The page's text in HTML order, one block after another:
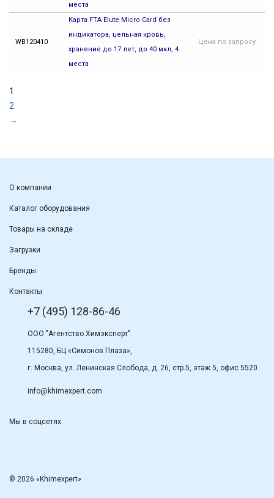
места
WB120410
Карта FTA Elute Micro Card без
индикатора, цельная кровь,
хранение до 17 лет, до 40 мкл, 4
места
Цена по запросу
1
2
→
О компании
Каталог оборудования
Товары на складе
Загрузки
Бренды
Контакты
+7 (495) 128-86-46
ООО "Агентство Химэксперт"
115280, БЦ «Симонов Плаза»,
г. Москва, ул. Ленинская Слобода, д. 26, стр.5, этаж 5, офис 5520
info@khimexpert.com
Мы в соцсетях:
© 2026 «Khimexpert»